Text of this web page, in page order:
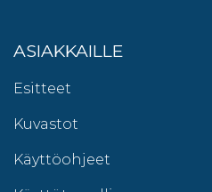
ASIAKKAILLE
Esitteet
Kuvastot
Käyttöohjeet